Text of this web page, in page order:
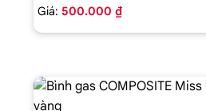
Giá: 500.000 ₫